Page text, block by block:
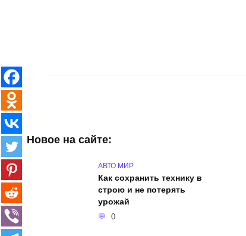
Новое на сайте:
АВТО МИР
Как сохранить технику в
строю и не потерять
урожай
0